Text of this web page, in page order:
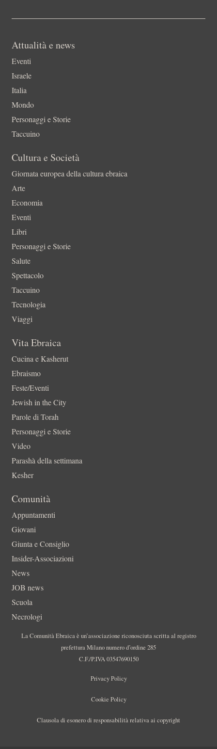
Attualità e news
Eventi
Israele
Italia
Mondo
Personaggi e Storie
Taccuino
Cultura e Società
Giornata europea della cultura ebraica
Arte
Economia
Eventi
Libri
Personaggi e Storie
Salute
Spettacolo
Taccuino
Tecnologia
Viaggi
Vita Ebraica
Cucina e Kasherut
Ebraismo
Feste/Eventi
Jewish in the City
Parole di Torah
Personaggi e Storie
Video
Parashà della settimana
Kesher
Comunità
Appuntamenti
Giovani
Giunta e Consiglio
Insider-Associazioni
News
JOB news
Scuola
Necrologi
La Comunità Ebraica è un’associazione riconosciuta scritta al registro
prefettura Milano numero d’ordine 285
C.F./P.IVA 03547690150
Privacy Policy
Cookie Policy
Clausola di esonero di responsabilità relativa ai copyright